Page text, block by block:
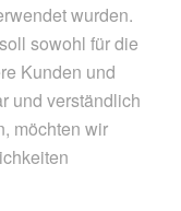
wurden.
sowohl für die
Kunden und
und verständlich
möchten wir